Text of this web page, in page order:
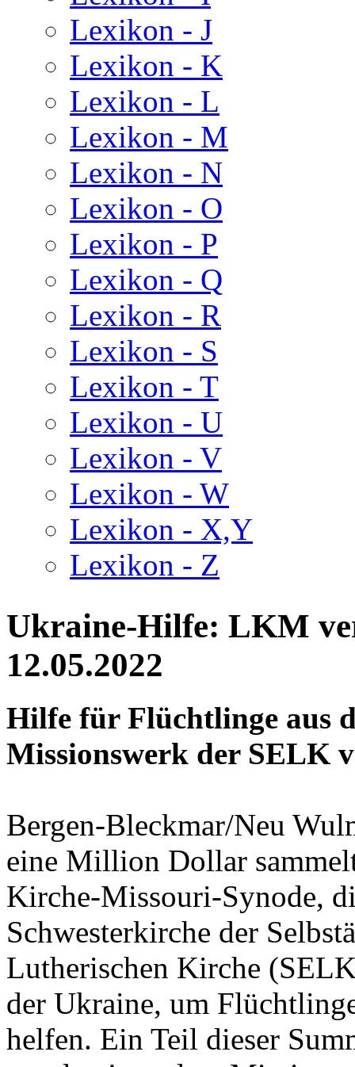
Lexikon - J
Lexikon - K
Lexikon - L
Lexikon - M
Lexikon - N
Lexikon - O
Lexikon - P
Lexikon - Q
Lexikon - R
Lexikon - S
Lexikon - T
Lexikon - U
Lexikon - V
Lexikon - W
Lexikon - X,Y
Lexikon - Z
Ukraine-Hilfe: LKM
12.05.2022
Hilfe für Flüchtlinge aus
Missionswerk der SELK
Bergen-Bleckmar/Neu
eine Million Dollar
Kirche-Missouri-Synode,
Schwesterkirche der
Lutherischen Kirche
der Ukraine, um
helfen. Ein Teil dieser